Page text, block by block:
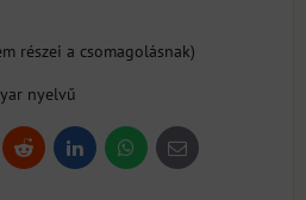
részei a csomagolásnak)
nyelvű
Reddit LinkedInWhatsApp
E-
mail